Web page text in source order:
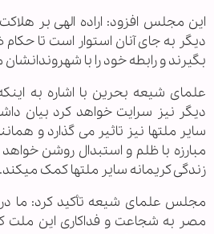
این مجلس افزود: اراده الهی بر
دیگر به جای آنان استوار است تا
بگیرند و رابطه خود را با
علمای شیعه بحرین با اشاره به
دیگر نیز سرایت خواهد کرد بیان
سایر ملت‏ها نیز تاثیر می گذارد و
مبارزه با ظلم و استبدال روشن
زندگی کریمانه سایر ملت‏ها کمک می‏کند.
مجلس علمای شیعه تأکید کرد: ما در
مصر به شجاعت و فداکاری این ملت